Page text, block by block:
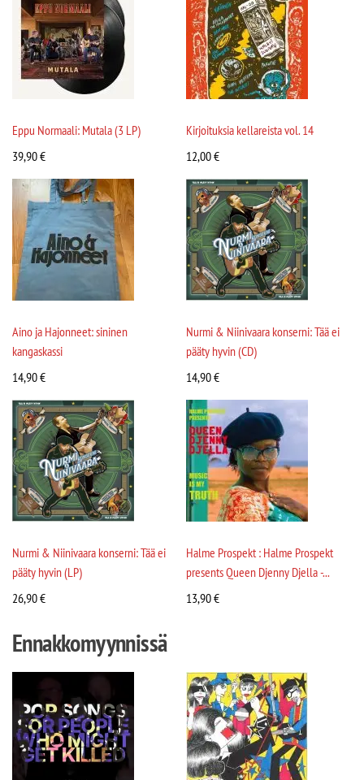
Eppu Normaali: Mutala (3 LP)
39,90€
Kirjoituksia kellareista vol. 14
12,00€
Aino ja Hajonneet: sininen
kangaskassi
14,90€
Nurmi & Niinivaara konserni: Tää ei
pääty hyvin (CD)
14,90€
Nurmi & Niinivaara konserni: Tää ei
pääty hyvin (LP)
26,90€
Halme Prospekt : Halme Prospekt
presents Queen Djenny Djella -...
13,90€
Ennakkomyynnissä